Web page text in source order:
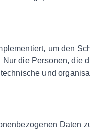
um den
die Personen,
und
Daten